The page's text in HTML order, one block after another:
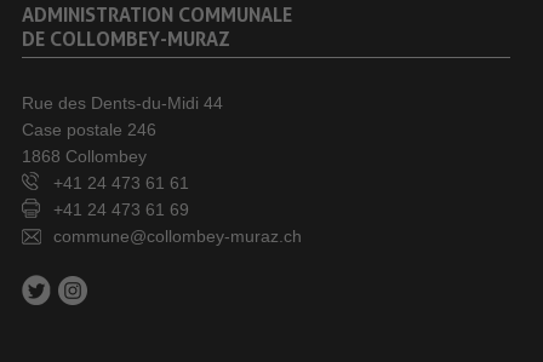
ADMINISTRATION COMMUNALE
DE COLLOMBEY-MURAZ
Rue des Dents-du-Midi 44
Case postale 246
1868 Collombey
+41 24 473 61 61
+41 24 473 61 69
commune@collombey-muraz.ch